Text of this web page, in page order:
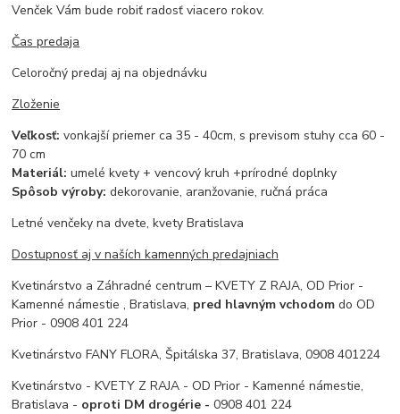
Venček Vám bude robiť radosť viacero rokov.
Čas predaja
Celoročný predaj aj na objednávku
Zloženie
Veľkosť:vonkajší priemer ca 35 - 40cm, s previsom stuhy cca 60 -
70 cm
Materiál: umelé kvety + vencový kruh +prírodné doplnky
Spôsob výroby: dekorovanie, aranžovanie, ručná práca
Letné venčeky na dvete, kvety Bratislava
Dostupnosť aj v naších kamenných predajniach
Kvetinárstvo a Záhradné centrum – KVETY Z RAJA, OD Prior -
Kamenné námestie , Bratislava, pred hlavným vchodom do OD
Prior - 0908 401 224
Kvetinárstvo FANY FLORA, Špitálska 37, Bratislava, 0908 401224
Kvetinárstvo - KVETY Z RAJA - OD Prior - Kamenné námestie,
Bratislava - oproti DM drogérie -0908 401 224